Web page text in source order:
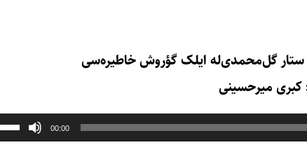
میرحسینی
00:00